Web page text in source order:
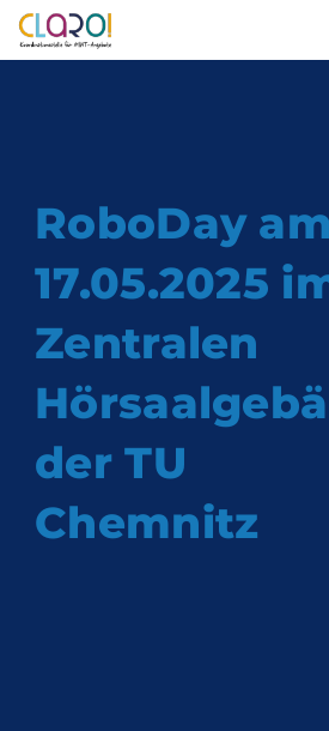
Schlagwort:
RoboDay am
17.05.2025
Zentralen
der TU
Chemnitz